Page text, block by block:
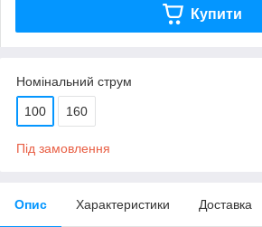
Купити
Номінальний струм
100 160
Під замовлення
Опис Характеристики Доставка